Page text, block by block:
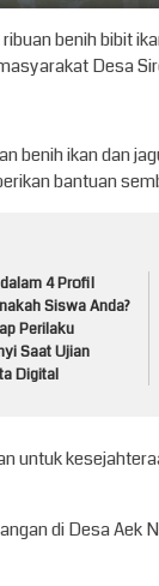
benih bibit
Desa
benih ikan dan
bantuan
4 Profil
Siswa Anda?
Perilaku
Saat Ujian
Digital
untuk
di Desa Aek